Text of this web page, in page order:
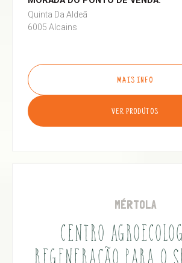
Quinta Da Aldeã
6005 Alcains
MAIS INFO
VER PRODUTOS
MÉRTOLA
CENTRO
REGENERAÇÃO PARA O